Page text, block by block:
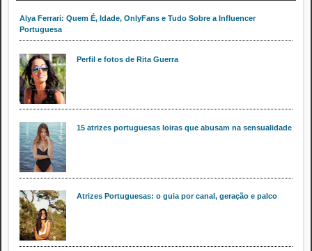
Alya Ferrari: Quem É, Idade, OnlyFans e Tudo Sobre a Influencer
Portuguesa
Perfil e fotos de Rita Guerra
15 atrizes portuguesas loiras que abusam na sensualidade
Atrizes Portuguesas: o guia por canal, geração e palco